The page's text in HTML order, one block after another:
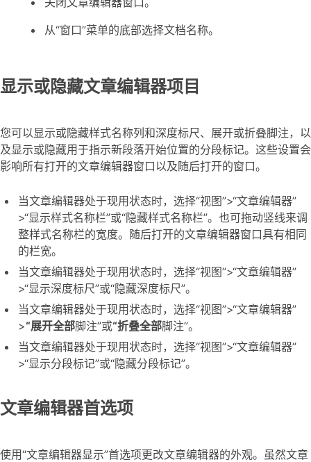
从“窗口”菜单的底部选择文档名称。
显示或隐藏文章编辑器项目
您可以显示或隐藏样式名称列和深度标尺、展开或折叠脚注，以
及显示或隐藏用于指示新段落开始位置的分段标记。这些设置会
影响所有打开的文章编辑器窗口以及随后打开的窗口。
当文章编辑器处于现用状态时，选择“视图”>“文章编辑器”
>“显示样式名称栏”或“隐藏样式名称栏”。也可拖动竖线来调
整样式名称栏的宽度。随后打开的文章编辑器窗口具有相同
的栏宽。
当文章编辑器处于现用状态时，选择“视图”>“文章编辑器”
>“显示深度标尺”或“隐藏深度标尺”。
当文章编辑器处于现用状态时，选择“视图”>“文章编辑器”
>“展开全部脚注”或“折叠全部脚注”。
当文章编辑器处于现用状态时，选择“视图”>“文章编辑器”
>“显示分段标记”或“隐藏分段标记”。
文章编辑器首选项
使用“文章编辑器显示”首选项更改文章编辑器的外观。虽然文章